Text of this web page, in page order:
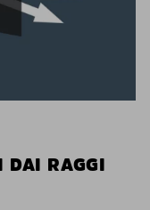
DAI RAGGI